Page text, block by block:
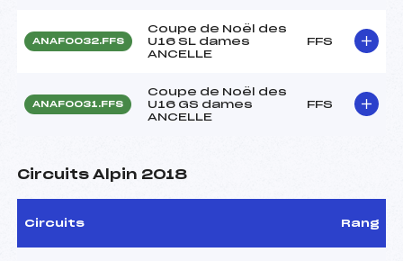
ANAF0032.FFS
Coupe de Noël des
U16 SL dames
ANCELLE
FFS
ANAF0031.FFS
Coupe de Noël des
U16 GS dames
ANCELLE
FFS
Circuits Alpin 2018
Circuits Rang